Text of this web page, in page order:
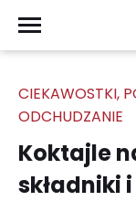
CIEKAWOSTKI,
ODCHUDZANIE
Koktajle
składniki